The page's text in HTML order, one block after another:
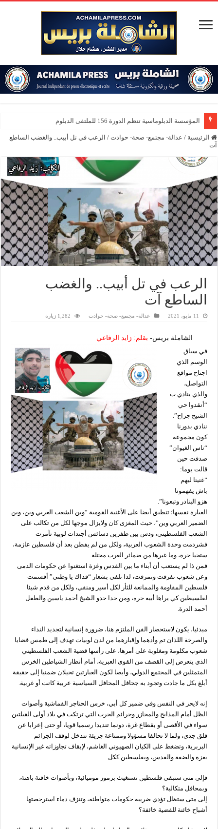
المؤسسة الدبلوماسية تنظم الدورة 156 للملتقى الدبلوماسي بحضور 40 دولة و
الرئيسية / عدالة- مجتمع- صحة- حوادت / الرعب في تل أبيب.. والغضب الساطع
آت
الرعب في تل أبيب.. والغضب
الساطع آت
11 مايو، 2021 عدالة- مجتمع- صحة- حوادت 1,282 زيارة
الشاملة بريس- بقلم: زايد الرفاعي
في سياق
الوسم الذي
اجتاح مواقع
التواصل،
والذي ينادي ب
“أنقدوا حي
الشيخ جراح”.
ننادي بدورنا
كون مجموعة
“ناس الغيوان”
صدقت حين
قالت يوما:
”غنينا ليهم
باش يفهمونا
هزو البنادر وتبعونا”.
العبارة نفسها؛ تنطبق أيضا على الأغنية القومية “وين الشعب العربي وين، وين
الضمير العربي وين”، حيث المغزى كان ولايزال موجها لكل من تكالب على
الشعب الفلسطيني، ودس بين ظفرين دسائس أجندات لوبية تآمرت
فشردمت وحدة الشعوب العربية، ولكل من لم يفطن بعد أن فلسطين عازمة،
ستحيا حرة، وما غيرها من ضمائر العرب محتلة.
فمن ذا لم يستعب أن أبناء ما بين القدس وغزة استغنوا عن حكومات الدمى
وعن شعوب تفرقت وتمزقت، لذا نلفي بشعار “فداك يا وطني” أقسمت
فلسطين المقاومة والممانعة للثأر لكل أسير ومنفي، ولكل من قدم شيئا
لفلسيطين كي يراها أبية حرة، ومن حدا حدو الشيخ أحمد ياسين والطفل
أحمد الدرة.
مبدئيا، يكون لاستحضار الفن الملتزم هنا، ضرورة إنسانية لتجديد النداء
والصرخة اللذان تم وأدهما وإقبارهما من لدن لوبيات تهدف إلى طمس قضايا
شعوب مكلومة ومغلوبة على أمرها، على رأسها قضية الشعب الفلسطيني
الذي يتعرض إلى القصف من القوى العبرية، أمام أنظار الشياطين الخرس
المتمثلين في المجتمع الدولي، وأيضا لكون العبارتين تحيلان ضمنيا إلى حقيقة
أبلغ بكل ما جادت وتجود به جحافل المحافل السياسية عربية كانت أو غربية.
إنه لايحز في النفس وفي ضمير كل أبي، خرس الحناجر القماشية وأصوات
الظل أمام المذابح والمجازر وجرائم الحرب التي ترتكب في بلاد أولى القبلتين
سواء في الأقصى أو بقطاع غزة، دونما تنديدا رسميا قويا، أو حتى إعرابا عن
قلق جدي، ولما لا تحالفا مسؤولا وممناعة جريئة تتدخل لوقف الجرائم
البربرية، وتضغط على الكيان الصهيوني الغاشم، لإيقاف تجاوزاته غير الإنسانية
بغزة والضفة والقدس، وبفلسطين ككل.
فإلى متى ستبقى فلسطين تستغيث برموز موميائية، وبأصوات خافتة باهتة،
وبمحافل متكالبة؟
إلى متى ستظل تؤدي ضريبة حكومات متواطئة، وتنزف دماء استرخصتها
أشباح خائنة للقضية خائفة؟